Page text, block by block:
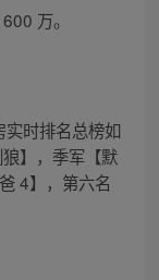
万。
时排名总榜如
】，季军【默
4】，第六名